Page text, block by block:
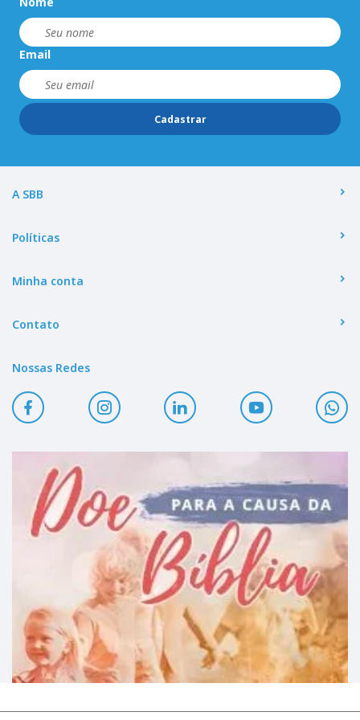
Email
Cadastrar
A SBB
Políticas
Minha conta
Contato
Nossas Redes